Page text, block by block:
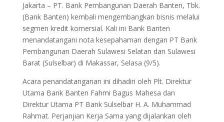
Jakarta – PT. Bank Pembangunan Daerah Banten, Tbk.
(Bank Banten) kembali mengembangkan bisnis melalui
segmen kredit komersial. Kali ini Bank Banten
menandatangani nota kesepahaman dengan PT Bank
Pembangunan Daerah Sulawesi Selatan dan Sulawesi
Barat (Sulselbar) di Makassar, Selasa (9/5).
Acara penandatanganan ini dihadiri oleh Plt. Direktur
Utama Bank Banten Fahmi Bagus Mahesa dan
Direktur Utama PT Bank Sulselbar H. A. Muhammad
Rahmat. Perjanjian Kerja Sama yang dijalankan oleh